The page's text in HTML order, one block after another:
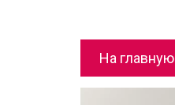
На главную